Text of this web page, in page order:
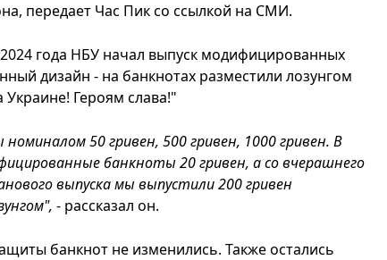
передает Час Пик со ссылкой на СМИ.
года НБУ начал выпуск модифицированных
дизайн - на банкнотах разместили лозунгом
Героям слава!"
50 гривен, 500 гривен, 1000 гривен. В
банкноты 20 гривен, а со вчерашнего
выпуска мы выпустили 200 гривен
- рассказал он.
банкнот не изменились. Также остались